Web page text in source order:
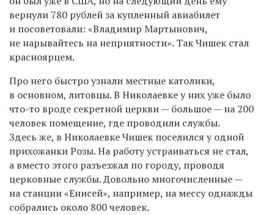
вернули 780 рублей за купленный авиабилет
и посоветовали: «Владимир Мартынович,
не нарывайтесь на неприятности». Так Чишек стал
красноярцем.
Про него быстро узнали местные католики,
в основном, литовцы. В Николаевке у них уже было
что-то вроде секретной церкви — большое — на 200
человек помещение, где проводили службы.
Здесь же, в Николаевке Чишек поселился у одной
прихожанки Розы. На работу устраиваться не стал,
а вместо этого разъезжал по городу, проводя
церковные службы. Довольно многочисленные —
на станции «Енисей», например, на мессу однажды
собрались около 800 человек.